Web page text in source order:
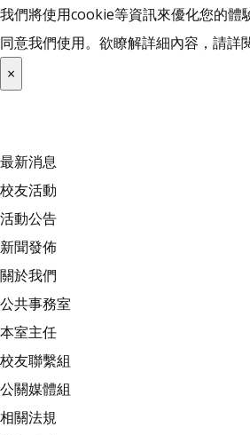
我們將使用cookie等資訊來優化您的體
同意我們使用。欲瞭解詳細內容，請詳
×
最新消息
校友活動
活動公告
新聞發佈
關於我們
公共事務室
本室主任
校友聯繫組
公關媒體組
相關法規